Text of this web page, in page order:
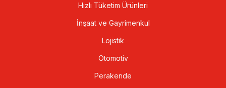
Hızlı Tüketim Ürünleri
İnşaat ve Gayrimenkul
Lojistik
Otomotiv
Perakende